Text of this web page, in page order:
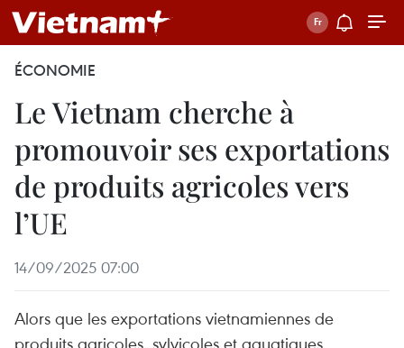
ÉCONOMIE
Le Vietnam cherche à
promouvoir ses exportations
de produits agricoles vers
l’UE
14/09/2025 07:00
Alors que les exportations vietnamiennes de
produits agricoles, sylvicoles et aquatiques